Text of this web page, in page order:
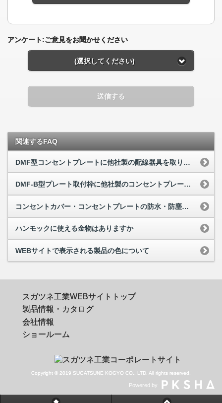
アンケート:ご意見をお聞かせください
(選択してください)
送信する
関連するFAQ
DMF型コンセントプレートに他社製の配線器具を取り付けても大丈夫ですか
DMF-B型プレート取付枠に他社製のコンセントプレートを取り付けたいのですが可能でしょうか
コンセントカバー・コンセントプレートの防水・防塵について
ハンモックに使える金物はありますか
WEBサイトで表示される製品の色について
スガツネ工業WEBサイトトップ
製品情報・カタログ
会社情報
ショールーム
Copyright © 2019 SUGATSUNE KOGYO CO., LTD. All rights reserved.
Powered by